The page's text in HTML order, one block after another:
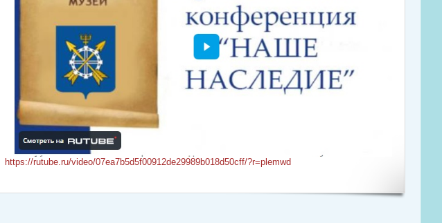
https://rutube.ru/video/07ea7b5d5f00912de29989b018d50cff/?r=plemwd